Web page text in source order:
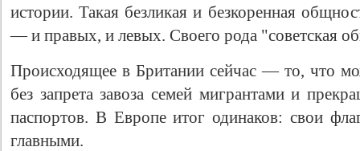
истории. Такая безликая и безкоренная
— и правых, и левых. Своего рода "советская
Происходящее в Британии сейчас — то, что
без запрета завоза семей мигрантами и
паспортов. В Европе итог одинаков: свои
главными.
Свидетельство